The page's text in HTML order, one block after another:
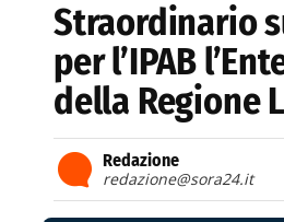
Straordinario
per l’IPAB
della Regione
Redazione
redazione@sora24.it